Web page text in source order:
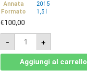
Annata
2015
Formato
1,5 l
€100,00
-
Corpo
2015
Magnum
1,5L
+
Aggiungi al carrello